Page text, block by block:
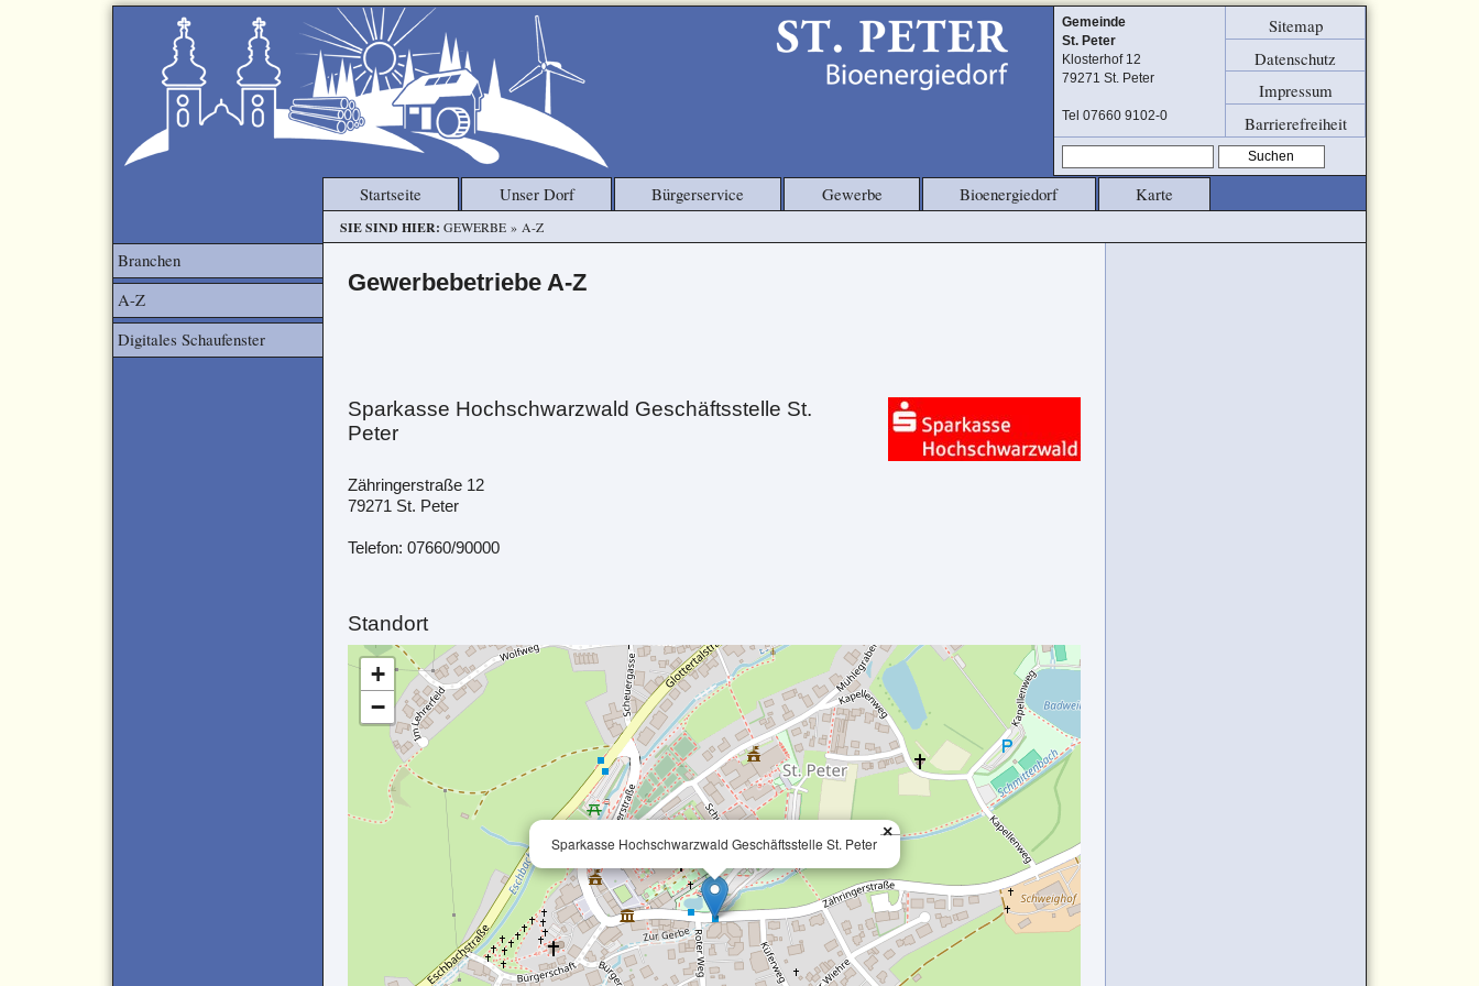
Gemeinde
St. Peter
Klosterhof 12
79271 St. Peter
Tel 07660 9102-0
Sitemap
Datenschutz
Impressum
Barrierefreiheit
Suchen
Startseite Unser Dorf Bürgerservice Gewerbe Bioenergiedorf Karte
SIE SIND HIER: GEWERBE» A-Z
Branchen
A-Z
Digitales Schaufenster
Gewerbebetriebe A-Z
Sparkasse Hochschwarzwald Geschäftsstelle St.
Peter
Zähringerstraße 12
79271 St. Peter
Telefon: 07660/90000
Standort
Sparkasse Hochschwarzwald Geschäftsstelle St. Peter
×
+
−